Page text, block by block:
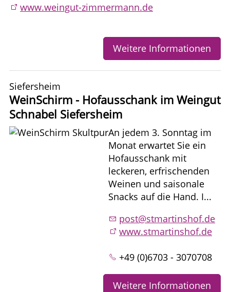
www.weingut-zimmermann.de
Weitere Informationen
Siefersheim
WeinSchirm - Hofausschank im Weingut
Schnabel Siefersheim
An jedem 3. Sonntag im
Monat erwartet Sie ein
Hofausschank mit
leckeren, erfrischenden
Weinen und saisonale
Snacks auf die Hand. I...
post@stmartinshof.de
www.stmartinshof.de
+49 (0)6703 - 3070708
Weitere Informationen